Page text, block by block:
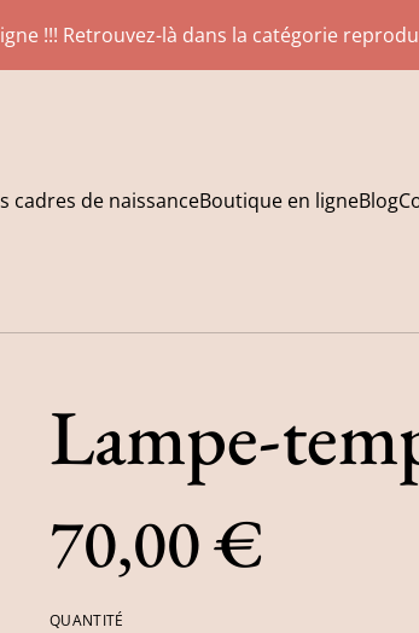
!!! Retrouvez-là dans la catégorie
cadres de naissanceBoutique en ligneBlog
Lampe-
70,00 €
QUANTITÉ